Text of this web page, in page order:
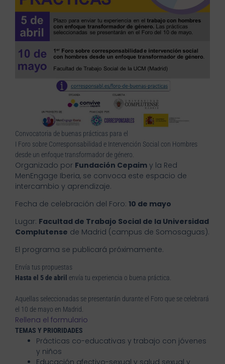
Convocatoria de buenas prácticas para el
I Foro sobre Corresponsabilidad e Intervención Social con Hombres
desde un enfoque transformador de género.
Organizado por Fundación Cepaim y la Red
MenEngage Iberia, se convoca este espacio de
intercambio y aprendizaje.
Fecha de celebración del Foro: 10 de mayo
Lugar: Facultad de Trabajo Social de la Universidad
Complutense de Madrid (campus de Somosaguas).
El programa se publicará próximamente.
Envía tus propuestas
Hasta el 5 de abril envía tu experiencia o buena práctica.
Aquellas seleccionadas se presentarán durante el Foro que se celebrará
el 10 de mayo en Madrid.
Rellena el formulario
TEMAS Y PRIORIDADES
Prácticas co-educativas y trabajo con jóvenes
y niños